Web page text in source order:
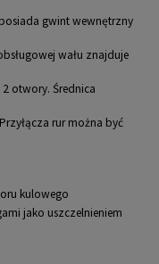
gwint wewnętrzny
wału znajduje
otwory. Średnica
rur można być
kulowego
jako uszczelnieniem